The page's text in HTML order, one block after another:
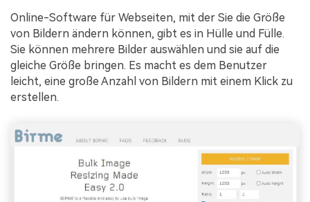
Online-Software für Webseiten, mit der Sie die Größe
von Bildern ändern können, gibt es in Hülle und Fülle.
Sie können mehrere Bilder auswählen und sie auf die
gleiche Größe bringen. Es macht es dem Benutzer
leicht, eine große Anzahl von Bildern mit einem Klick zu
erstellen.